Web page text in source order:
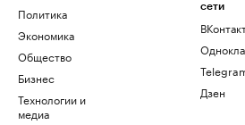
Политика
Экономика
Общество
Бизнес
Технологии и
медиа
сети
Дзен